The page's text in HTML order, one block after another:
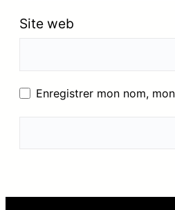
Site web
Enregistrer mon nom,